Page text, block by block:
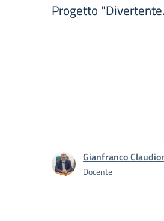
Progetto
Gianfranco
Docente